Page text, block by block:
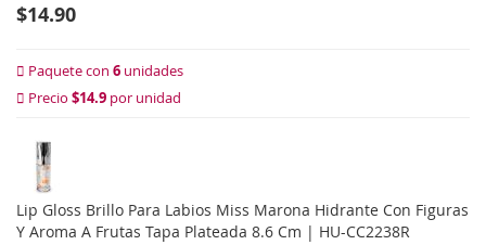
$14.90
Paquete con 6 unidades
Precio $14.9 por unidad
Lip Gloss Brillo Para Labios Miss Marona Hidrante Con Figuras
Y Aroma A Frutas Tapa Plateada 8.6 Cm | HU-CC2238R